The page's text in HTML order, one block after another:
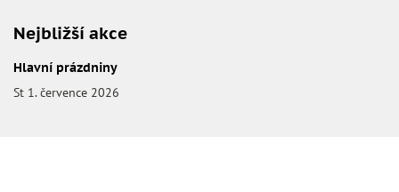
Nejbližší akce
Hlavní prázdniny
St 1. července 2026